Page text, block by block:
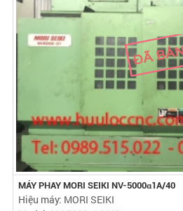
MÁY PHAY MORI SEIKI NV-5000ɑ1A/40
Hiệu máy: MORI SEIKI